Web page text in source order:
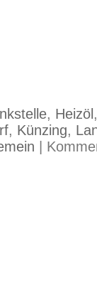
, Heizöl
, Künzing,